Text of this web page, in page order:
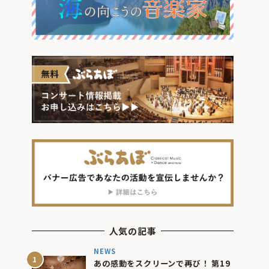
人気の記事
NEWS
あの感動をスクリーンで再び！ 第19